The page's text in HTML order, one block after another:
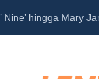
hingga Mary